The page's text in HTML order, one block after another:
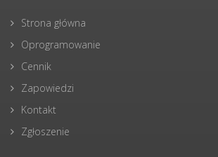
Strona główna
Oprogramowanie
Cennik
Zapowiedzi
Kontakt
Zgłoszenie